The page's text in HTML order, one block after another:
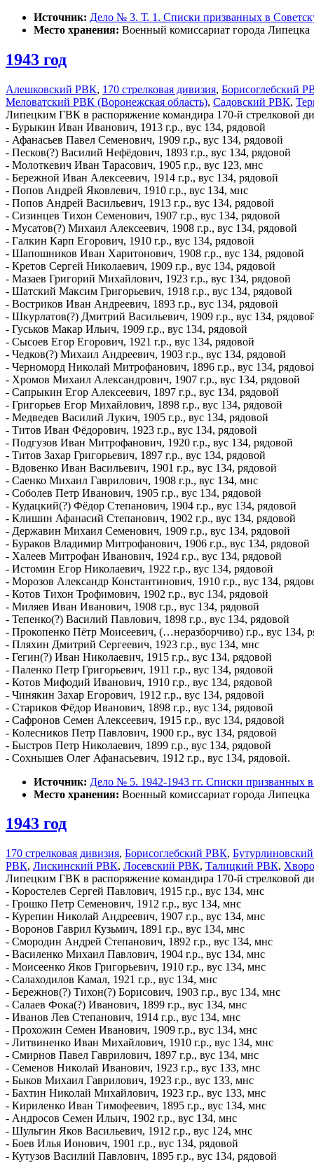
Источник: Дело № 3. Т. 1. Списки призванных в
Место хранения: Военный комиссариат города Липецка
1943 год
Алешковский РВК, 170 стрелковая дивизия, Борисоглебский
Меловатский РВК (Воронежская область), Садовский РВК,
Липецким ГВК в распоряжение командира 170-й стрелковой
- Бурыкин Иван Иванович, 1913 г.р., вус 134, рядовой
- Афанасьев Павел Семенович, 1909 г.р., вус 134, рядовой
- Песков(?) Василий Нефёдович, 1893 г.р., вус 134, рядовой
- Молоткевич Иван Тарасович, 1905 г.р., вус 123, мнс
- Бережной Иван Алексеевич, 1914 г.р., вус 134, рядовой
- Попов Андрей Яковлевич, 1910 г.р., вус 134, мнс
- Попов Андрей Васильевич, 1913 г.р., вус 134, рядовой
- Сизинцев Тихон Семенович, 1907 г.р., вус 134, рядовой
- Мусатов(?) Михаил Алексеевич, 1908 г.р., вус 134, рядовой
- Галкин Карп Егорович, 1910 г.р., вус 134, рядовой
- Шапошников Иван Харитонович, 1908 г.р., вус 134, рядовой
- Кретов Сергей Николаевич, 1909 г.р., вус 134, рядовой
- Мазаев Григорий Михайлович, 1923 г.р., вус 134, рядовой
- Шатский Максим Григорьевич, 1918 г.р., вус 134, рядовой
- Востриков Иван Андреевич, 1893 г.р., вус 134, рядовой
- Шкурлатов(?) Дмитрий Васильевич, 1909 г.р., вус 134,
- Гуськов Макар Ильич, 1909 г.р., вус 134, рядовой
- Сысоев Егор Егорович, 1921 г.р., вус 134, рядовой
- Чедков(?) Михаил Андреевич, 1903 г.р., вус 134, рядовой
- Черноморд Николай Митрофанович, 1896 г.р., вус 134,
- Хромов Михаил Александрович, 1907 г.р., вус 134, рядовой
- Сапрыкин Егор Алексеевич, 1897 г.р., вус 134, рядовой
- Григорьев Егор Михайлович, 1898 г.р., вус 134, рядовой
- Медведев Василий Лукич, 1905 г.р., вус 134, рядовой
- Титов Иван Фёдорович, 1923 г.р., вус 134, рядовой
- Подгузов Иван Митрофанович, 1920 г.р., вус 134, рядовой
- Титов Захар Григорьевич, 1897 г.р., вус 134, рядовой
- Вдовенко Иван Васильевич, 1901 г.р., вус 134, рядовой
- Саенко Михаил Гаврилович, 1908 г.р., вус 134, мнс
- Соболев Петр Иванович, 1905 г.р., вус 134, рядовой
- Кудацкий(?) Фёдор Степанович, 1904 г.р., вус 134, рядовой
- Клишин Афанасий Степанович, 1902 г.р., вус 134, рядовой
- Державин Михаил Семенович, 1909 г.р., вус 134, рядовой
- Бураков Владимир Митрофанович, 1906 г.р., вус 134, рядовой
- Халеев Митрофан Иванович, 1924 г.р., вус 134, рядовой
- Истомин Егор Николаевич, 1922 г.р., вус 134, рядовой
- Морозов Александр Константинович, 1910 г.р., вус 134,
- Котов Тихон Трофимович, 1902 г.р., вус 134, рядовой
- Миляев Иван Иванович, 1908 г.р., вус 134, рядовой
- Тепенко(?) Василий Павлович, 1898 г.р., вус 134, рядовой
- Прокопенко Пётр Моисеевич, (…неразборчиво) г.р., вус 134,
- Пляхин Дмитрий Сергеевич, 1923 г.р., вус 134, мнс
- Гегин(?) Иван Николаевич, 1915 г.р., вус 134, рядовой
- Паленко Петр Григорьевич, 1911 г.р., вус 134, рядовой
- Котов Мифодий Иванович, 1910 г.р., вус 134, рядовой
- Чинякин Захар Егорович, 1912 г.р., вус 134, рядовой
- Стариков Фёдор Иванович, 1898 г.р., вус 134, рядовой
- Сафронов Семен Алексеевич, 1915 г.р., вус 134, рядовой
- Колесников Петр Павлович, 1900 г.р., вус 134, рядовой
- Быстров Петр Николаевич, 1899 г.р., вус 134, рядовой
- Сохнышев Олег Афанасьевич, 1912 г.р., вус 134, рядовой.
Источник: Дело № 5. 1942-1943 гг. Списки призванных
Место хранения: Военный комиссариат города Липецка
1943 год
170 стрелковая дивизия, Борисоглебский РВК,
РВК, Лискинский РВК, Лосевский РВК, Талицкий РВК,
Липецким ГВК в распоряжение командира 170-й стрелковой
- Коростелев Сергей Павлович, 1915 г.р., вус 134, мнс
- Грошко Петр Семенович, 1912 г.р., вус 134, мнс
- Курепин Николай Андреевич, 1907 г.р., вус 134, мнс
- Воронов Гаврил Кузьмич, 1891 г.р., вус 134, мнс
- Смородин Андрей Степанович, 1892 г.р., вус 134, мнс
- Василенко Михаил Павлович, 1904 г.р., вус 134, мнс
- Моисеенко Яков Григорьевич, 1910 г.р., вус 134, мнс
- Салаходилов Камал, 1921 г.р., вус 134, мнс
- Бережнов(?) Тихон(?) Борисович, 1903 г.р., вус 134, мнс
- Салаев Фока(?) Иванович, 1899 г.р., вус 134, мнс
- Иванов Лев Степанович, 1914 г.р., вус 134, мнс
- Прохожин Семен Иванович, 1909 г.р., вус 134, мнс
- Литвиненко Иван Михайлович, 1910 г.р., вус 134, мнс
- Смирнов Павел Гаврилович, 1897 г.р., вус 134, мнс
- Семенов Николай Иванович, 1923 г.р., вус 133, мнс
- Быков Михаил Гаврилович, 1923 г.р., вус 133, мнс
- Бахтин Николай Михайлович, 1923 г.р., вус 133, мнс
- Кириленко Иван Тимофеевич, 1895 г.р., вус 134, мнс
- Андросов Семен Ильич, 1902 г.р., вус 134, мнс
- Шульгин Яков Васильевич, 1912 г.р., вус 124, мнс
- Боев Илья Ионович, 1901 г.р., вус 134, рядовой
- Кутузов Василий Павлович, 1895 г.р., вус 134, рядовой